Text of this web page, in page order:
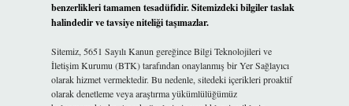
benzerlikleri tamamen tesadüfidir. Sitemizdeki bilgiler taslak
halindedir ve tavsiye niteliği taşımazlar.
Sitemiz, 5651 Sayılı Kanun gereğince Bilgi Teknolojileri ve
İletişim Kurumu (BTK) tarafından onaylanmış bir Yer Sağlayıcı
olarak hizmet vermektedir. Bu nedenle, sitedeki içerikleri proaktif
olarak denetleme veya araştırma yükümlülüğümüz